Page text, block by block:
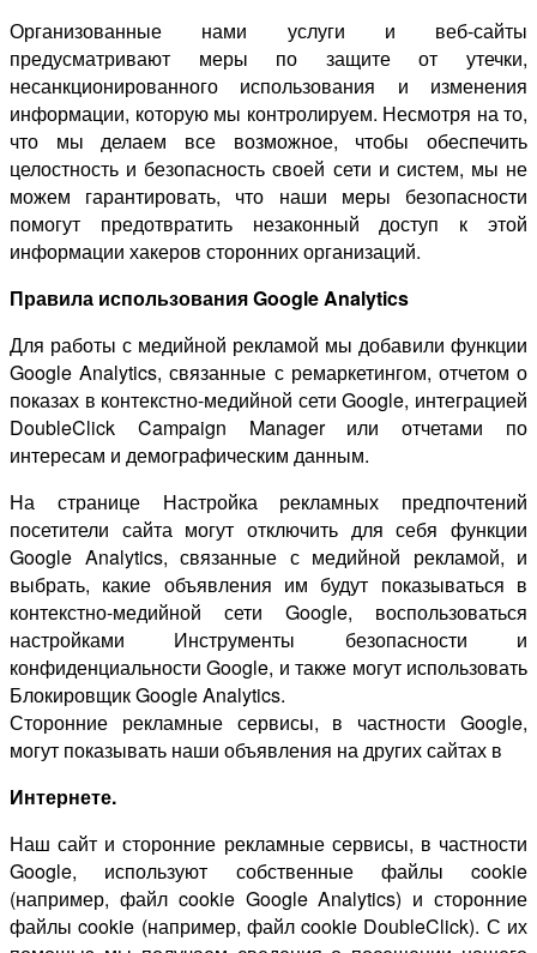
Организованные нами услуги и веб-сайты
предусматривают меры по защите от утечки,
несанкционированного использования и изменения
информации, которую мы контролируем. Несмотря на то,
что мы делаем все возможное, чтобы обеспечить
целостность и безопасность своей сети и систем, мы не
можем гарантировать, что наши меры безопасности
помогут предотвратить незаконный доступ к этой
информации хакеров сторонних организаций.
Правила использования Google Analytics
Для работы с медийной рекламой мы добавили функции
Google Analytics, связанные с ремаркетингом, отчетом о
показах в контекстно-медийной сети Google, интеграцией
DoubleClick Campaign Manager или отчетами по
интересам и демографическим данным.
На странице Настройка рекламных предпочтений
посетители сайта могут отключить для себя функции
Google Analytics, связанные с медийной рекламой, и
выбрать, какие объявления им будут показываться в
контекстно-медийной сети Google, воспользоваться
настройками Инструменты безопасности и
конфиденциальности Google, и также могут использовать
Блокировщик Google Analytics.
Сторонние рекламные сервисы, в частности Google,
могут показывать наши объявления на других сайтах в
Интернете.
Наш сайт и сторонние рекламные сервисы, в частности
Google, используют собственные файлы cookie
(например, файл cookie Google Analytics) и сторонние
файлы cookie (например, файл cookie DoubleClick). С их